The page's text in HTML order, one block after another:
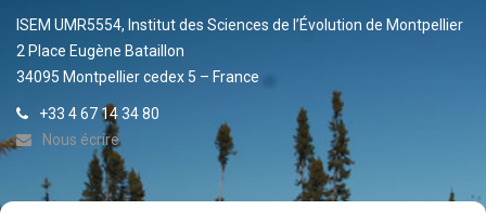
ISEM UMR5554, Institut des Sciences de l’Évolution de Montpellier
2 Place Eugène Bataillon
34095 Montpellier cedex 5 – France
+33 4 67 14 34 80
Nous écrire